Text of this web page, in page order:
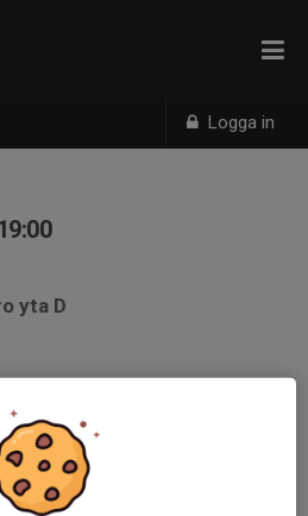
Logga in
yta D
appen.